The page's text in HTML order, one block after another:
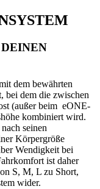
dem bewährten
bei dem die zwischen
(außer beim eONE-
kombiniert wird.
seinen
Körpergröße
Wendigkeit bei
ist daher
S, M, L zu Short,
wider.